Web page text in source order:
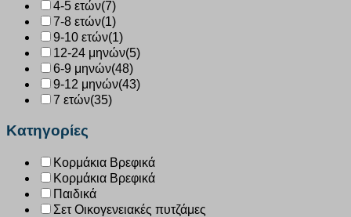
4-5 ετών(7)
7-8 ετών(1)
9-10 ετών(1)
12-24 μηνών(5)
6-9 μηνών(48)
9-12 μηνών(43)
7 ετών(35)
Κατηγορίες
Κορμάκια Βρεφικά
Κορμάκια Βρεφικά
Παιδικά
Σετ Οικογενειακές πυτζάμες